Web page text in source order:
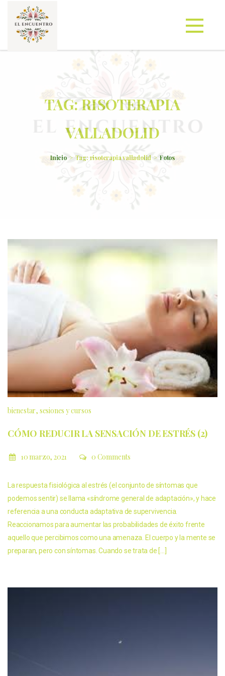
TAG: RISOTERAPIA
VALLADOLID
Inicio Tag: risoterapia valladolid Fotos
bienestar sesiones y cursos
CÓMO REDUCIR LA SENSACIÓN DE ESTRÉS (2)
10 marzo, 2021 0 Comments
La respuesta fisiológica al estrés (el conjunto de síntomas que
podemos sentir) se llama «síndrome general de adaptación», y hace
referencia a una conducta adaptativa de supervivencia.
Reaccionamos para aumentar las probabilidades de éxito frente
aquello que percibimos como una amenaza. El cuerpo y la mente se
preparan, pero con síntomas. Cuando se trata de […]